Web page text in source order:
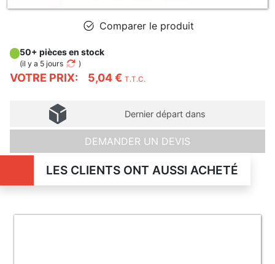
Comparer le produit
VOTRE PRIX: 5,04 € T.T.C.
50+ pièces en stock
(il y a 5 jours )
Dernier départ dans
DEMANDER UN DEVIS
LES CLIENTS ONT AUSSI ACHETÉ